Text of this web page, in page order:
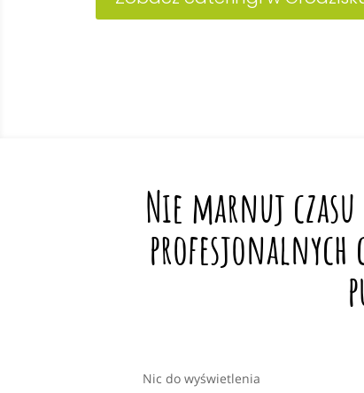
Nie marnuj
profesjonalnych
Nic do wyświetlenia